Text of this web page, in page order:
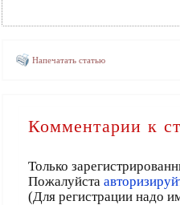
Напечатать статью
Комментарии к
Только
Пожалуйста
(Для регистрации надо